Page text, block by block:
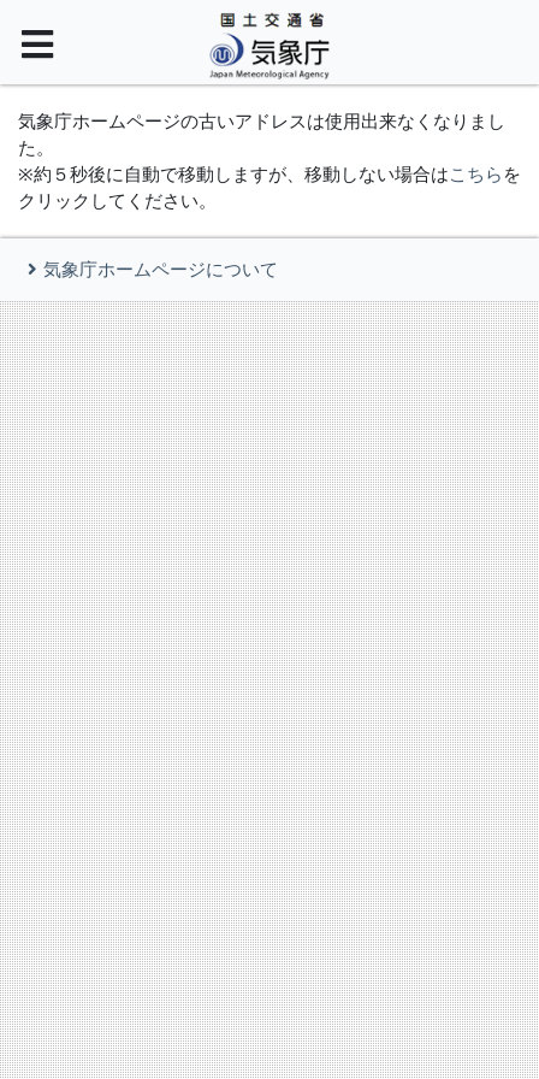
気象庁ホームページの古いアドレスは使用出来なくなりまし
た。
※約５秒後に自動で移動しますが、移動しない場合はこちら を
クリックしてください。
気象庁ホームページについて